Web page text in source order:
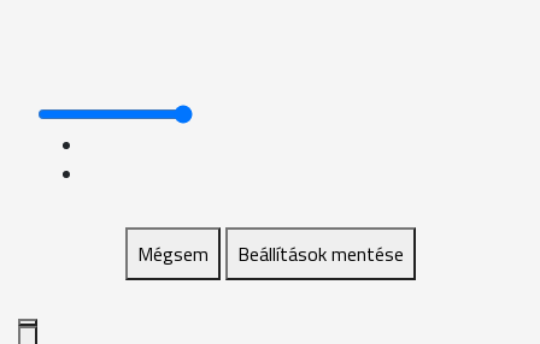
Mégsem Beállítások mentése